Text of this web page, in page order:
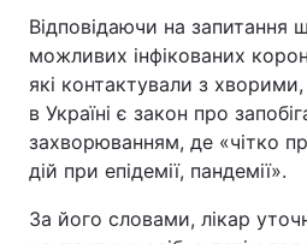
Відповідаючи на запитання
можливих інфікованих
які контактували з
в Україні є закон про
захворюванням, де «чітко
дій при епідемії, пандемії».
За його словами, лікар